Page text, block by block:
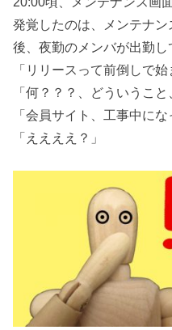
発覚したのは、メンテナ
後、夜勤のメンバが出勤し
「リリースって前倒しで始
「何？？？、どういうこと
「会員サイト、工事中にな
「ええええ？」